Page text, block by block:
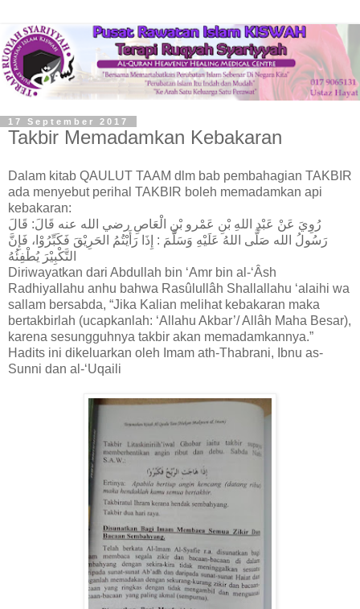
17 September 2017
Takbir Memadamkan Kebakaran
Dalam kitab QAULUT TAAM dlm bab pembahagian TAKBIR
ada menyebut perihal TAKBIR boleh memadamkan api
kebakaran:
رُوِيَ عَنْ عَبْدِ اللهِ بْنِ عَمْرو بْنِ الْعَاصِ رضي الله عنه قَالَ: قَالَ
رَسُولُ الله صَلَّى اللهُ عَلَيْهِ وَسَلَّمَ : إِذَا رَأَيْتُمُ الحَرِيْقَ فَكَبِّرُوْا، فَإِنَّ
التَّكْبِيْرَ يُطْفِئُهُ
Diriwayatkan dari Abdullah bin ‘Amr bin al-‘Âsh
Radhiyallahu anhu bahwa Rasûlullâh Shallallahu ‘alaihi wa
sallam bersabda, “Jika Kalian melihat kebakaran maka
bertakbirlah (ucapkanlah: ‘Allahu Akbar’/ Allâh Maha Besar),
karena sesungguhnya takbir akan memadamkannya.”
Hadits ini dikeluarkan oleh Imam ath-Thabrani, Ibnu as-
Sunni dan al-‘Uqaili